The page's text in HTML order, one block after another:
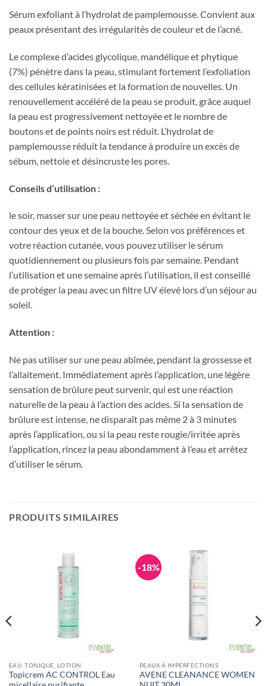
Sérum exfoliant à l’hydrolat de pamplemousse. Convient aux
peaux présentant des irrégularités de couleur et de l’acné.
Le complexe d’acides glycolique, mandélique et phytique
(7%) pénètre dans la peau, stimulant fortement l’exfoliation
des cellules kératinisées et la formation de nouvelles. Un
renouvellement accéléré de la peau se produit, grâce auquel
la peau est progressivement nettoyée et le nombre de
boutons et de points noirs est réduit. L’hydrolat de
pamplemousse réduit la tendance à produire un excès de
sébum, nettoie et désincruste les pores.
Conseils d’utilisation :
le soir, masser sur une peau nettoyée et séchée en évitant le
contour des yeux et de la bouche. Selon vos préférences et
votre réaction cutanée, vous pouvez utiliser le sérum
quotidiennement ou plusieurs fois par semaine. Pendant
l’utilisation et une semaine après l’utilisation, il est conseillé
de protéger la peau avec un filtre UV élevé lors d’un séjour au
soleil.
Attention :
Ne pas utiliser sur une peau abîmée, pendant la grossesse et
l’allaitement. Immédiatement après l’application, une légère
sensation de brûlure peut survenir, qui est une réaction
naturelle de la peau à l’action des acides. Si la sensation de
brûlure est intense, ne disparaît pas même 2 à 3 minutes
après l’application, ou si la peau reste rougie/irritée après
l’application, rincez la peau abondamment à l’eau et arrêtez
d’utiliser le sérum.
PRODUITS SIMILAIRES
EAU, TONIQUE, LOTION
Topicrem AC CONTROL Eau
-18%
PEAUX À IMPERFECTIONS
AVENE CLEANANCE WOMEN